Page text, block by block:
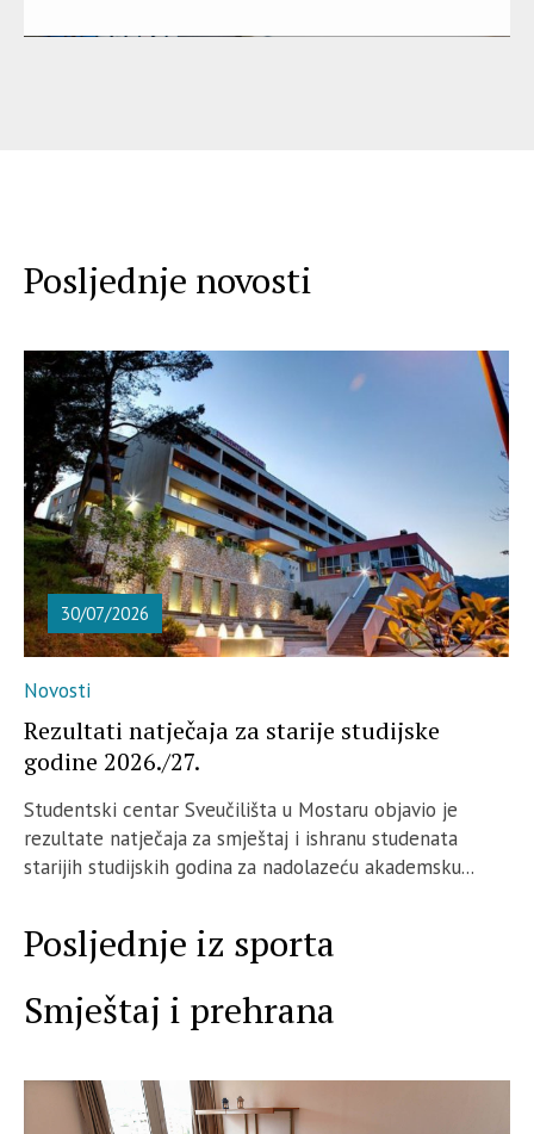
Posljednje novosti
30/07/2026
Novosti
Rezultati natječaja za starije studijske
godine 2026./27.
Studentski centar Sveučilišta u Mostaru objavio je
rezultate natječaja za smještaj i ishranu studenata
starijih studijskih godina za nadolazeću akademsku...
Posljednje iz sporta
Smještaj i prehrana